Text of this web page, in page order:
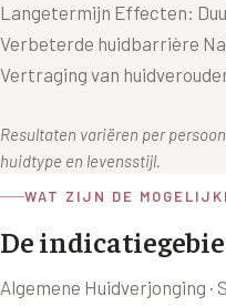
Langetermijn Effecten:
Verbeterde huidbarrière
Vertraging van
Resultaten variëren per
huidtype en levensstijl.
WAT ZIJN DE
De
Algemene Huidverjonging